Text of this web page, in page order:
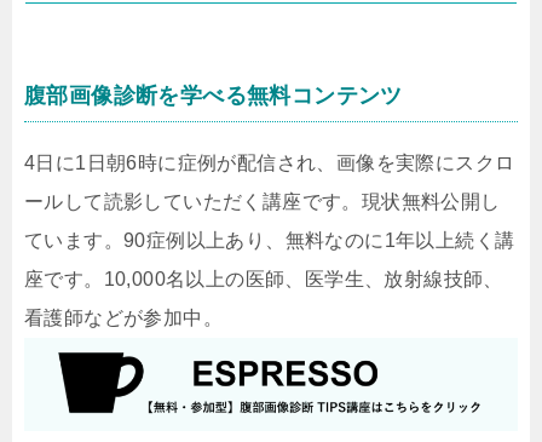
腹部画像診断を学べる無料コンテンツ
4日に1日朝6時に症例が配信され、画像を実際にスクロ
ールして読影していただく講座です。現状無料公開し
ています。90症例以上あり、無料なのに1年以上続く講
座です。10,000名以上の医師、医学生、放射線技師、
看護師などが参加中。